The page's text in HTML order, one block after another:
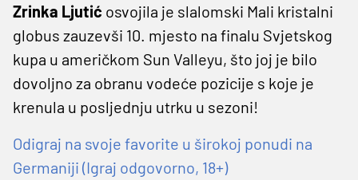
Zrinka Ljutić osvojila je slalomski Mali kristalni
globus zauzevši 10. mjesto na finalu Svjetskog
kupa u američkom Sun Valleyu, što joj je bilo
dovoljno za obranu vodeće pozicije s koje je
krenula u posljednju utrku u sezoni!
Odigraj na svoje favorite u širokoj ponudi na
Germaniji (Igraj odgovorno, 18+)